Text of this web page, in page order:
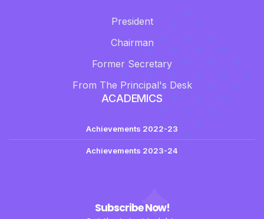
President
Chairman
Former Secretary
From The Principal's Desk
ACADEMICS
Achievements 2022-23
Achievements 2023-24
Subscribe Now!